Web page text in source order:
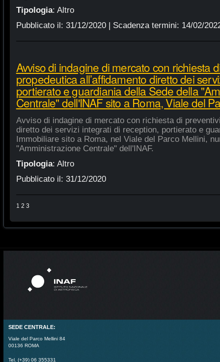
Tipologia: Altro
Pubblicato il: 31/12/2020| Scadenza termini: 14/02/
Avviso di indagine di mercato con richiesta
propedeutica all’affidamento diretto dei
portierato e guardiania della Sede della
Centrale" dell'INAF sito a Roma, Viale del
Avviso di indagine di mercato con richiesta di
diretto dei servizi integrati di reception, portierato e
Immobiliare sito a Roma, nel Viale del Parco Mellini,
"Amministrazione Centrale" dell'INAF.
Tipologia: Altro
Pubblicato il: 31/12/2020
1 2 3
SEDE CENTRALE:
Viale del Parco Mellini 84
00136 ROMA
Tel. (+39) 06 355331